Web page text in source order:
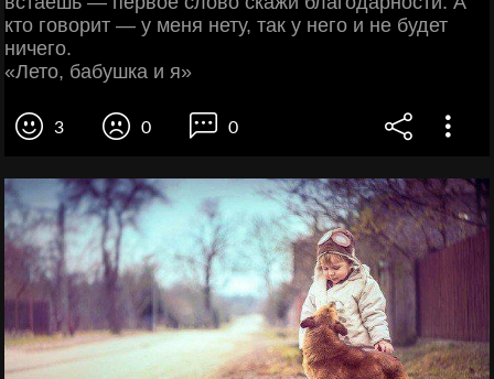
кто говорит — у меня нету, так у него и не будет
ничего.
«Лето, бабушка и я»
3 0 0